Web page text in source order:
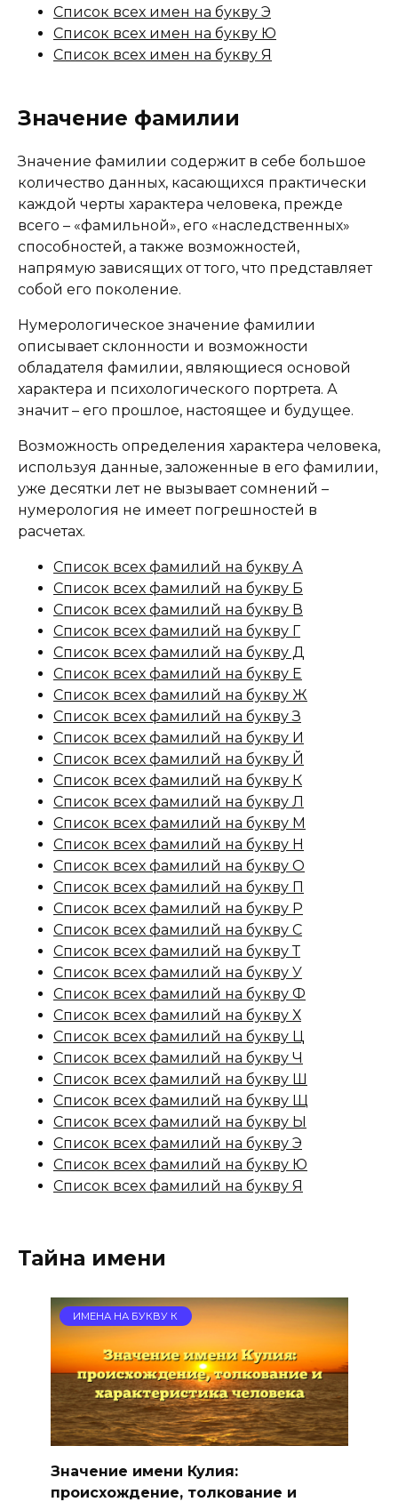
Список всех имен на букву Э
Список всех имен на букву Ю
Список всех имен на букву Я
Значение фамилии
Значение фамилии содержит в себе большое
количество данных, касающихся практически
каждой черты характера человека, прежде
всего – «фамильной», его «наследственных»
способностей, а также возможностей,
напрямую зависящих от того, что представляет
собой его поколение.
Нумерологическое значение фамилии
описывает склонности и возможности
обладателя фамилии, являющиеся основой
характера и психологического портрета. А
значит – его прошлое, настоящее и будущее.
Возможность определения характера человека,
используя данные, заложенные в его фамилии,
уже десятки лет не вызывает сомнений –
нумерология не имеет погрешностей в
расчетах.
Список всех фамилий на букву А
Список всех фамилий на букву Б
Список всех фамилий на букву В
Список всех фамилий на букву Г
Список всех фамилий на букву Д
Список всех фамилий на букву Е
Список всех фамилий на букву Ж
Список всех фамилий на букву З
Список всех фамилий на букву И
Список всех фамилий на букву Й
Список всех фамилий на букву К
Список всех фамилий на букву Л
Список всех фамилий на букву М
Список всех фамилий на букву Н
Список всех фамилий на букву О
Список всех фамилий на букву П
Список всех фамилий на букву Р
Список всех фамилий на букву С
Список всех фамилий на букву Т
Список всех фамилий на букву У
Список всех фамилий на букву Ф
Список всех фамилий на букву Х
Список всех фамилий на букву Ц
Список всех фамилий на букву Ч
Список всех фамилий на букву Ш
Список всех фамилий на букву Щ
Список всех фамилий на букву Ы
Список всех фамилий на букву Э
Список всех фамилий на букву Ю
Список всех фамилий на букву Я
Тайна имени
ИМЕНА НА БУКВУ К
Значение имени Кулия:
происхождение, толкование и